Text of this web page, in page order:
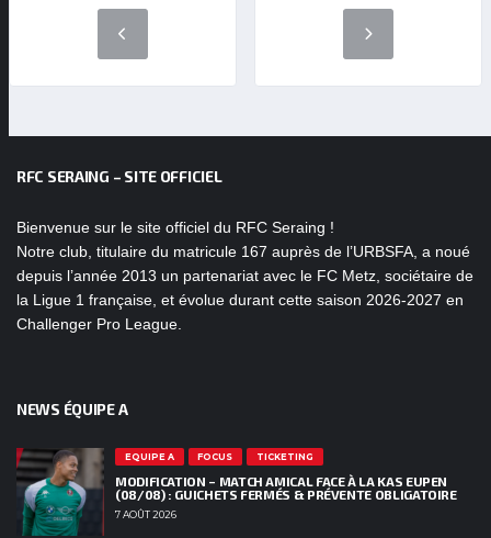
RFC SERAING – SITE OFFICIEL
Bienvenue sur le site officiel du RFC Seraing !
Notre club, titulaire du matricule 167 auprès de l’URBSFA, a noué
depuis l’année 2013 un partenariat avec le FC Metz, sociétaire de
la Ligue 1 française, et évolue durant cette saison 2026-2027 en
Challenger Pro League.
NEWS ÉQUIPE A
EQUIPE A FOCUS TICKETING
MODIFICATION – MATCH AMICAL FACE À LA KAS EUPEN
(08/08) : GUICHETS FERMÉS & PRÉVENTE OBLIGATOIRE
7 AOÛT 2026